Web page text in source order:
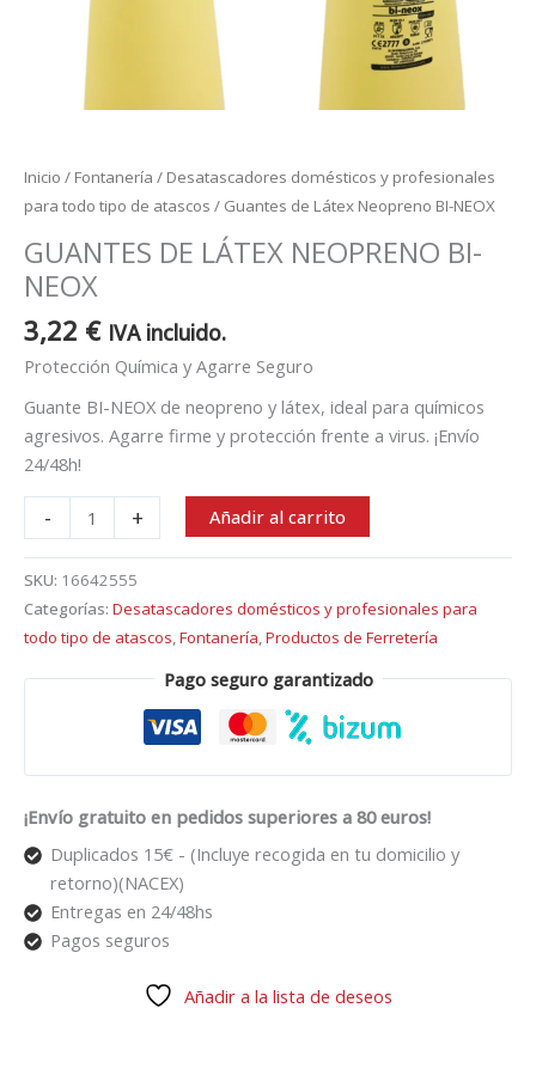
Inicio / Fontanería / Desatascadores domésticos y profesionales
para todo tipo de atascos / Guantes de Látex Neopreno BI-NEOX
GUANTES DE LÁTEX NEOPRENO BI-
NEOX
3,22 € IVA incluido.
Protección Química y Agarre Seguro
Guante BI-NEOX de neopreno y látex, ideal para químicos
agresivos. Agarre firme y protección frente a virus. ¡Envío
24/48h!
- + Añadir al carrito
SKU: 16642555
Categorías: Desatascadores domésticos y profesionales para
todo tipo de atascos,Fontanería,Productos de Ferretería
Pago seguro garantizado
¡Envío gratuito en pedidos superiores a 80 euros!
Duplicados 15€ - (Incluye recogida en tu domicilio y
retorno)(NACEX)
Entregas en 24/48hs
Pagos seguros
Añadir a la lista de deseos